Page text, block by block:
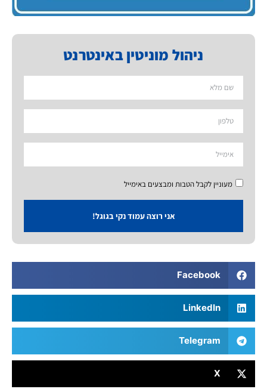
ניהול מוניטין באינטרנט
מעוניין לקבל הטבות ומבצעים באימייל
אני רוצה עמוד נקי בגוגל!
Facebook
LinkedIn
Telegram
X